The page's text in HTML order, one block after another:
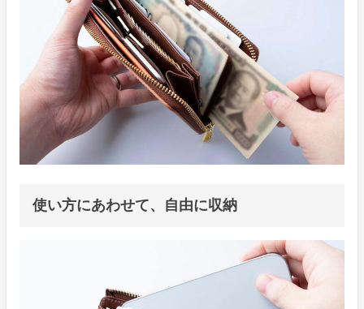
使い方にあわせて、自由に収納